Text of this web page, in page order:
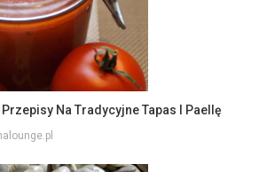
Na Tradycyjne Tapas I Paellę